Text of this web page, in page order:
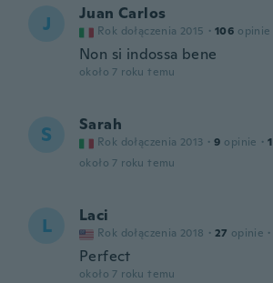
J Juan Carlos
Rok dołączenia 2015 · 106 opinie
Non si indossa bene
około 7 roku temu
S Sarah
Rok dołączenia 2013 · 9 opinie · 1
około 7 roku temu
L Laci
Rok dołączenia 2018 · 27 opinie ·
Perfect
około 7 roku temu